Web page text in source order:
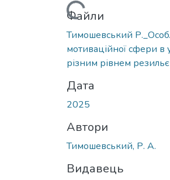
Вантажиться...Файли
Тимошевський
мотиваційної сфери в
різним рівнем
Дата
2025
Автори
Тимошевський, Р. А.
Видавець